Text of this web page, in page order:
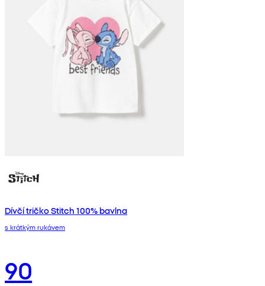
Dívčí tričko Stitch 100% bavlna
s krátkým rukávem
90